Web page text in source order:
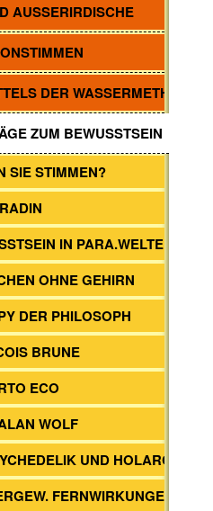
AUSSERIRDISCHE
DER WASSERMETHODE
ZUM BEWUSSTSEIN
SIE STIMMEN?
IN PARA.WELTEN
OHNE GEHIRN
DER PHILOSOPH
BRUNE
ECO
WOLF
UND HOLARCHIE
FERNWIRKUNGEN